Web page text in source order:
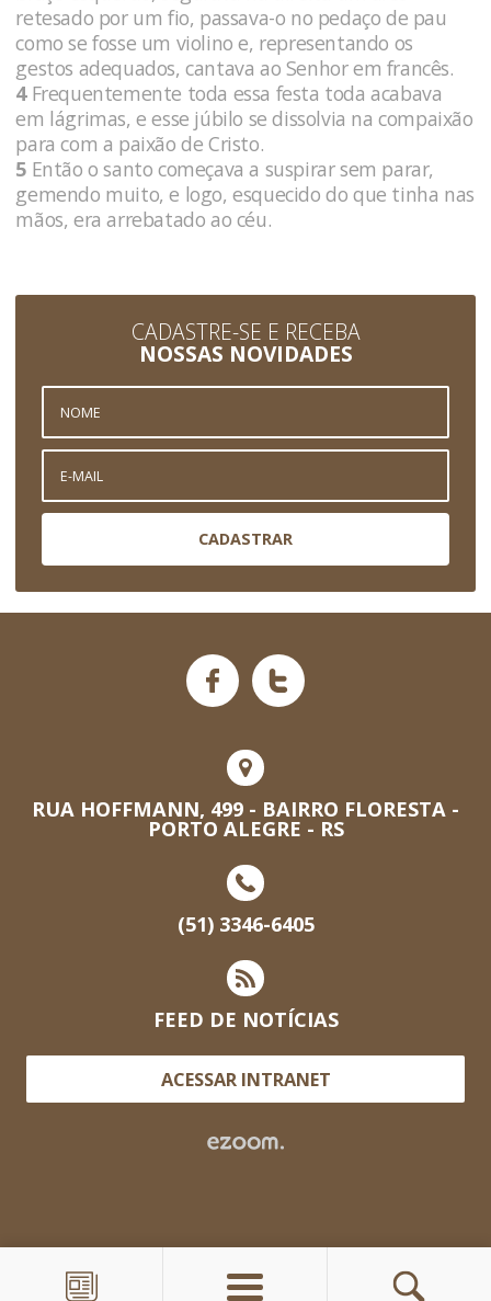
retesado por um fio, passava-o no pedaço de pau
como se fosse um violino e, representando os
gestos adequados, cantava ao Senhor em francês.
4Frequentemente toda essa festa toda acabava
em lágrimas, e esse júbilo se dissolvia na compaixão
para com a paixão de Cristo.
5 Então o santo começava a suspirar sem parar,
gemendo muito, e logo, esquecido do que tinha nas
mãos, era arrebatado ao céu.
CADASTRE-SE E RECEBA
NOSSAS NOVIDADES
CADASTRAR
RUA HOFFMANN, 499 - BAIRRO FLORESTA -
PORTO ALEGRE - RS
(51) 3346-6405
FEED DE NOTÍCIAS
ACESSAR INTRANET